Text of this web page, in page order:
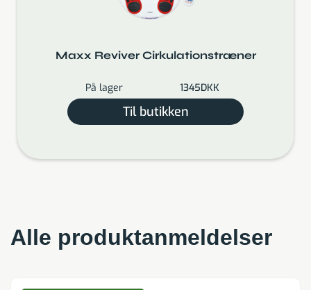
Maxx Reviver Cirkulationstræner
På lager 1345DKK
Til butikken
Alle produktanmeldelser